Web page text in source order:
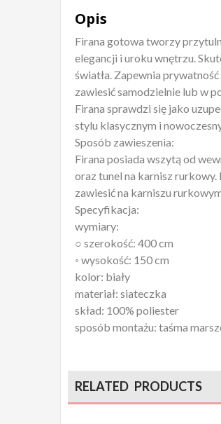
Opis
Firana gotowa tworzy
elegancji i uroku wnętrzu.
światła. Zapewnia
zawiesić samodzielnie lub w
Firana sprawdzi się jako
stylu klasycznym i
Sposób zawieszenia:
Firana posiada wszytą od
oraz tunel na karnisz
zawiesić na karniszu
Specyfikacja:
wymiary:
○ szerokość: 400 cm
◦ wysokość: 150 cm
kolor: biały
materiał: siateczka
skład: 100% poliester
sposób montażu: taśma
RELATED PRODUCTS